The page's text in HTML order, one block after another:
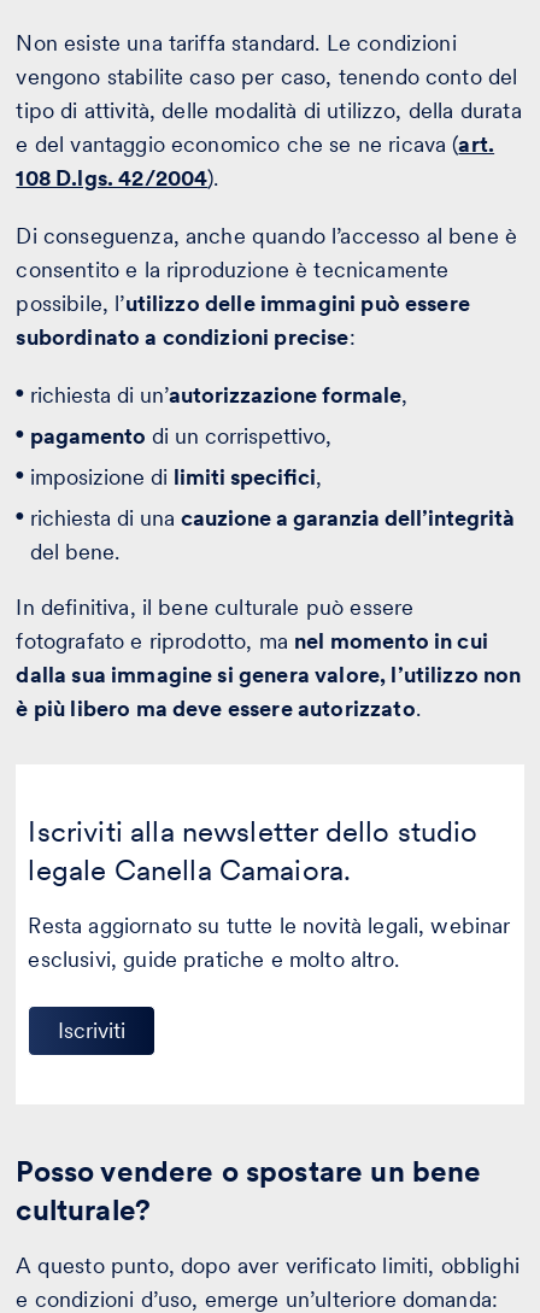
Non esiste una tariffa standard. Le condizioni
vengono stabilite caso per caso, tenendo conto del
tipo di attività, delle modalità di utilizzo, della durata
e del vantaggio economico che se ne ricava (art.
108 D.lgs. 42/2004).
Di conseguenza, anche quando l’accesso al bene è
consentito e la riproduzione è tecnicamente
possibile, l’utilizzo delle immagini può essere
subordinato a condizioni precise:
richiesta di un’autorizzazione formale,
pagamento di un corrispettivo,
imposizione di limiti specifici,
richiesta di unacauzione a garanzia dell’integrità
del bene.
In definitiva, il bene culturale può essere
fotografato e riprodotto, ma nel momento in cui
dalla sua immagine si genera valore, l’utilizzo non
è più libero ma deve essere autorizzato.
Iscriviti alla newsletter dello studio
legale Canella Camaiora.
Resta aggiornato su tutte le novità legali, webinar
esclusivi, guide pratiche e molto altro.
Iscriviti
Posso vendere o spostare un bene
culturale?
A questo punto, dopo aver verificato limiti, obblighi
e condizioni d’uso, emerge un’ulteriore domanda: